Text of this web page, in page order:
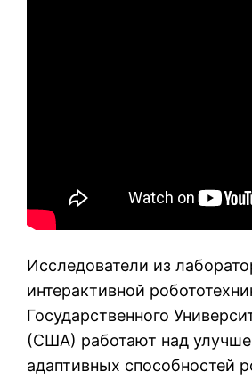
Исследователи из
интерактивной
Государственного
(США) работают над
адаптивных способностей